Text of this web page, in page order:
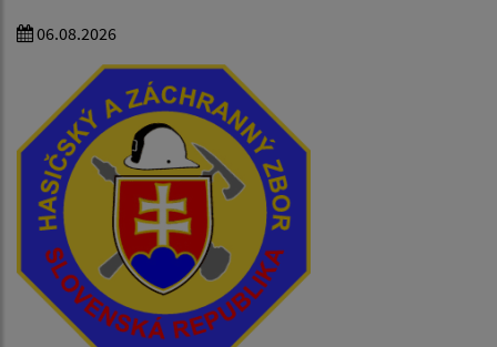
06.08.2026